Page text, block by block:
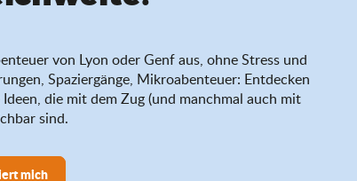
von Lyon oder Genf aus, ohne Stress und
Spaziergänge, Mikroabenteuer: Entdecken
Ideen, die mit dem Zug (und manchmal auch mit
sind.
mich